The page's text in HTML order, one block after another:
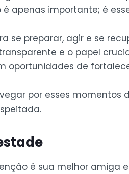
apenas importante; é
se preparar, agir e se
e o papel
oportunidades de
por esses momentos
é sua melhor amiga